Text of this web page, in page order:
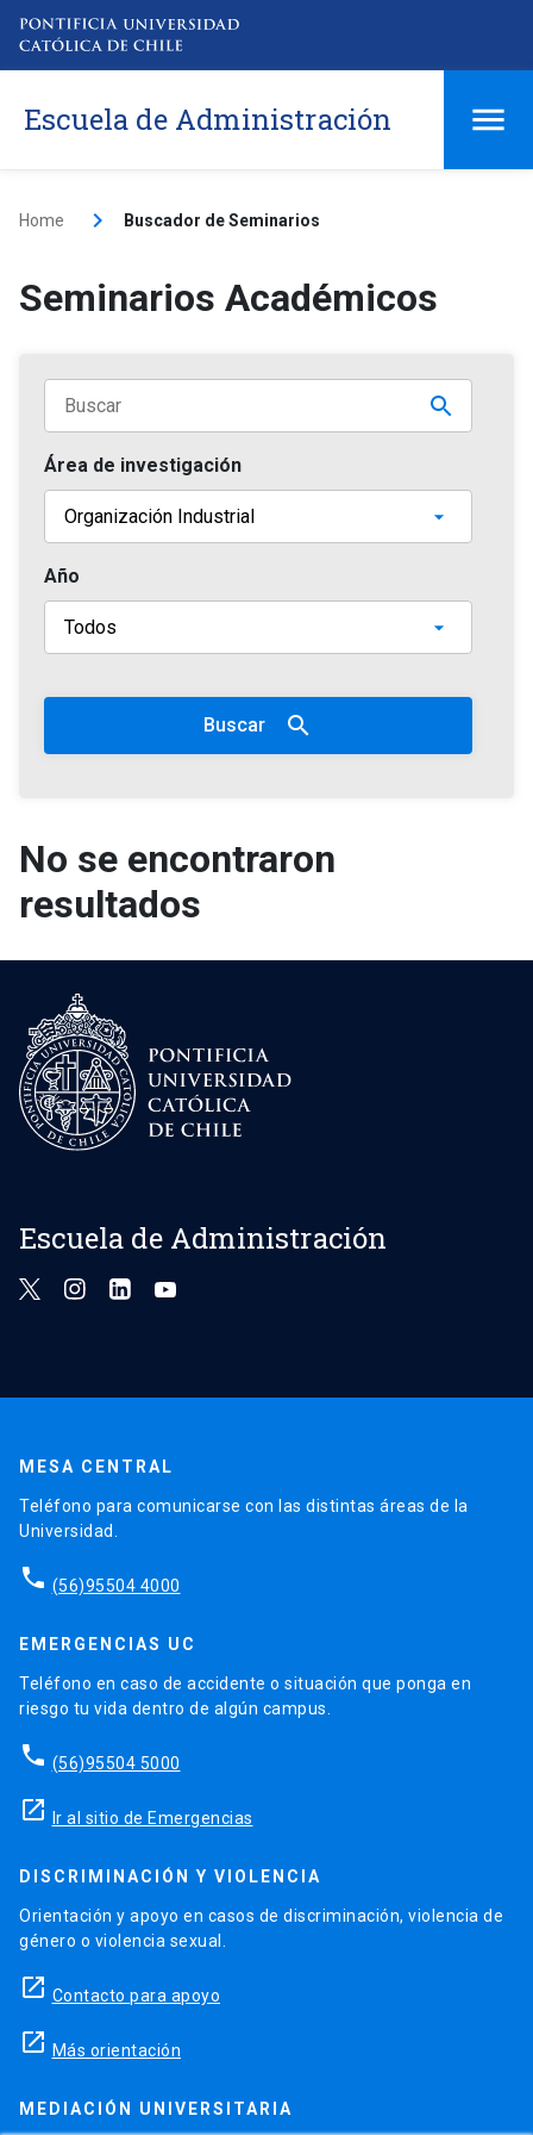
Escuela de Administración
Home Buscador de Seminarios
Seminarios Académicos
Área de investigación
Año
Buscar search
No se encontraron
resultados
Escuela de Administración
MESA CENTRAL
Teléfono para comunicarse con las distintas áreas de la
Universidad.
phone (56)95504 4000
EMERGENCIAS UC
Teléfono en caso de accidente o situación que ponga en
riesgo tu vida dentro de algún campus.
phone (56)95504 5000
launch Ir al sitio de Emergencias
DISCRIMINACIÓN Y VIOLENCIA
Orientación y apoyo en casos de discriminación, violencia de
género o violencia sexual.
launch Contacto para apoyo
launch Más orientación
MEDIACIÓN UNIVERSITARIA